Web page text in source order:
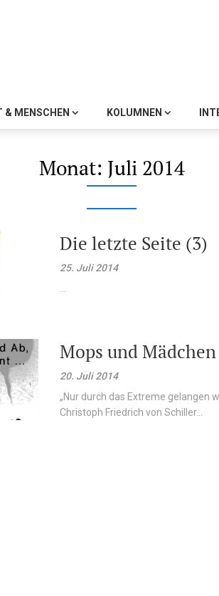
& MENSCHEN KOLUMNEN
Monat: Juli 2014
Die letzte Seite (3)
25. Juli 2014
Mops und
20. Juli 2014
„Nur durch das Extreme gelangen
Christoph Friedrich von Schiller...